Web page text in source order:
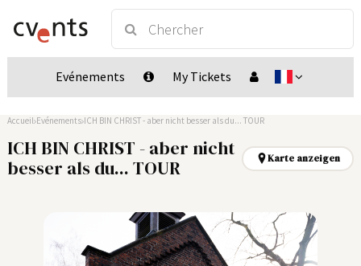
Evénements My Tickets
Accueil Evénements ICH BIN CHRIST - aber nicht besser als du... TOUR
ICH BIN CHRIST - aber nicht
besser als du... TOUR
Karte anzeigen